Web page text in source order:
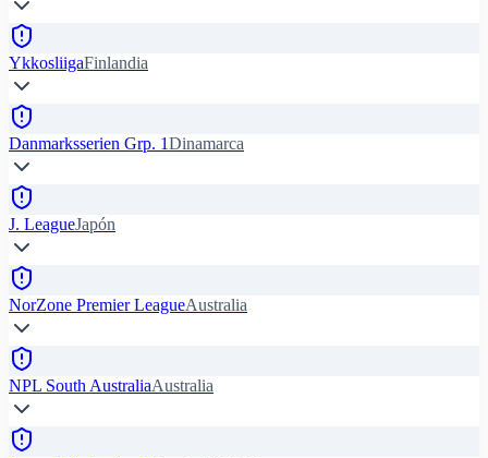
YkkosliigaFinlandia
Danmarksserien Grp. 1Dinamarca
J. LeagueJapón
NorZone Premier LeagueAustralia
NPL South AustraliaAustralia